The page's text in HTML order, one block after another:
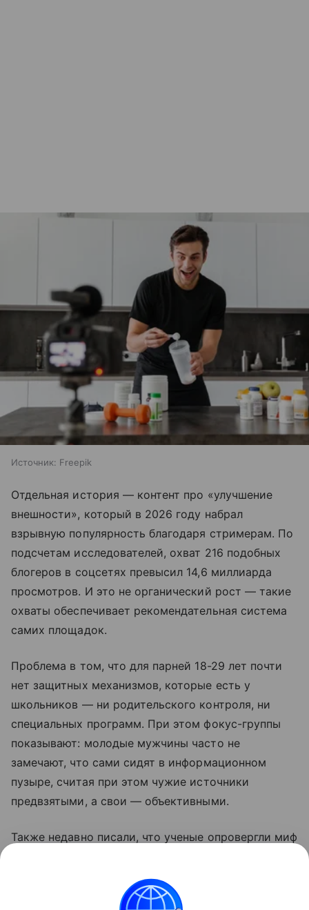
Источник: Freepik
Отдельная история — контент про «улучшение
внешности», который в 2026 году набрал
взрывную популярность благодаря стримерам. По
подсчетам исследователей, охват 216 подобных
блогеров в соцсетях превысил 14,6 миллиарда
просмотров. И это не органический рост — такие
охваты обеспечивает рекомендательная система
самих площадок.
Проблема в том, что для парней 18-29 лет почти
нет защитных механизмов, которые есть у
школьников — ни родительского контроля, ни
специальных программ. При этом фокус-группы
показывают: молодые мужчины часто не
замечают, что сами сидят в информационном
пузыре, считая при этом чужие источники
предвзятыми, а свои — объективными.
Также недавно писали, что ученые опровергли миф